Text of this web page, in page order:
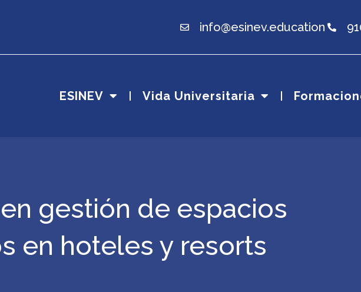
info@esinev.education
ESINEV Vida Universitaria
gestión de espacios
en hoteles y resorts